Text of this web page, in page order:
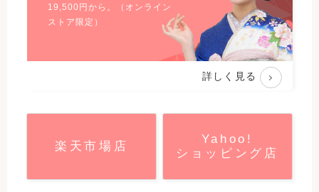
19,500 円から。（オンライン
ストア限定）
詳しく見る
楽天市場店
Yahoo!
ショッピング店